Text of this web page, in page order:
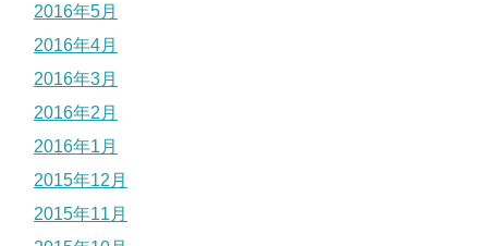
2016年5月
2016年4月
2016年3月
2016年2月
2016年1月
2015年12月
2015年11月